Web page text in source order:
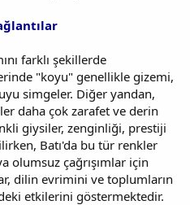
farklı şekillerde
"koyu" genellikle gizemi,
simgeler. Diğer yandan,
daha çok zarafet ve derin
giysiler, zenginliği, prestiji
Batı'da bu tür renkler
olumsuz çağrışımlar için
dilin evrimini ve toplumların
etkilerini göstermektedir.